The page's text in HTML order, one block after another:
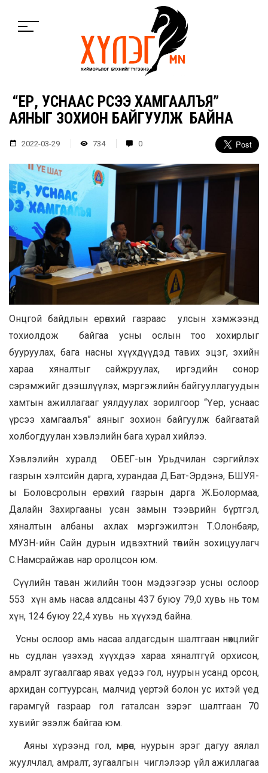
“ҮЕР, УСНААС ҮРСЭЭ ХАМГААЛЪЯ”
АЯНЫГ ЗОХИОН БАЙГУУЛЖ БАЙНА
2022-03-29 734 0
Онцгой байдлын ерөнхий газраас улсын хэмжээнд
тохиолдож байгаа усны ослын тоо хохирлыг
бууруулах, бага насны хүүхдүүдэд тавих эцэг, эхийн
хараа хяналтыг сайжруулах, иргэдийн сонор
сэрэмжийг дээшлүүлэх, мэргэжлийн байгууллагуудын
хамтын ажиллагааг уялдуулах зорилгоор “Үер, уснаас
үрсээ хамгаалъя” аяныг зохион байгуулж байгаатай
холбогдуулан хэвлэлийн бага хурал хийлээ.
Хэвлэлийн хуралд ОБЕГ-ын Урьдчилан сэргийлэх
газрын хэлтсийн дарга, хурандаа Д.Бат-Эрдэнэ, БШУЯ-
ы Боловсролын ерөнхий газрын дарга Ж.Болормаа,
Далайн Захиргааны усан замын тээврийн бүртгэл,
хяналтын албаны ахлах мэргэжилтэн Т.Олонбаяр,
МУЗН-ийн Сайн дурын идвэхтний төвийн зохицуулагч
С.Намсрайжав нар оролцсон юм.
Сүүлийн таван жилийн тоон мэдээгээр усны ослоор
553 хүн амь насаа алдсаны 437 буюу 79,0 хувь нь том
хүн, 124 буюу 22,4 хувь нь хүүхэд байна.
Усны ослоор амь насаа алдагсдын шалтгаан нөхцлийг
нь судлан үзэхэд хүүхдээ хараа хяналтгүй орхисон,
амралт зугаалгаар явах үедээ гол, нуурын усанд орсон,
архидан согтуурсан, малчид үертэй болон ус ихтэй үед
гарамгүй газраар гол гаталсан зэрэг шалтгаан 70
хувийг эзэлж байгаа юм.
Аяны хүрээнд гол, мөрөн, нуурын эрэг дагуу аялал
жуулчлал, амралт, зугаалгын чиглэлээр үйл ажиллагаа